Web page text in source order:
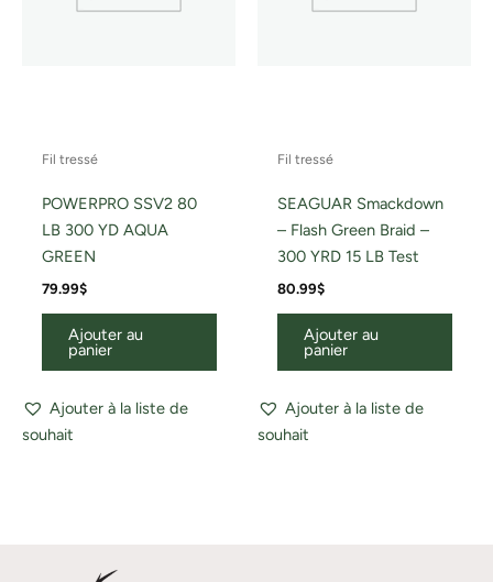
Fil tressé
POWERPRO SSV2 80
LB 300 YD AQUA
GREEN
79.99$
Ajouter au
panier
Ajouter à la liste de
souhait
Fil tressé
SEAGUAR Smackdown
– Flash Green Braid –
300 YRD 15 LB Test
80.99$
Ajouter au
panier
Ajouter à la liste de
souhait